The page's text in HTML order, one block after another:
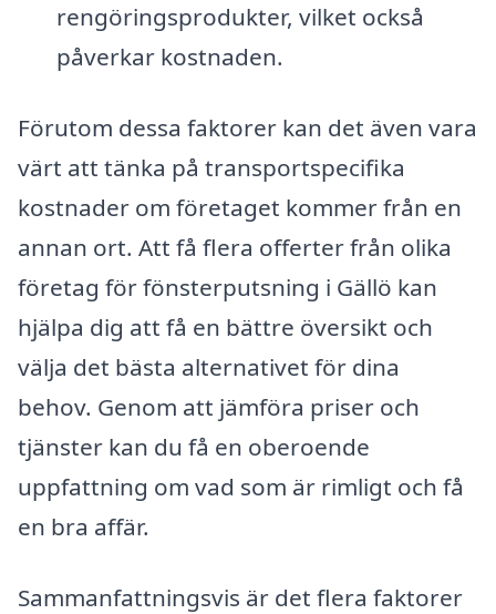
rengöringsprodukter, vilket också
påverkar kostnaden.
Förutom dessa faktorer kan det även vara
värt att tänka på transportspecifika
kostnader om företaget kommer från en
annan ort. Att få flera offerter från olika
företag för fönsterputsning i Gällö kan
hjälpa dig att få en bättre översikt och
välja det bästa alternativet för dina
behov. Genom att jämföra priser och
tjänster kan du få en oberoende
uppfattning om vad som är rimligt och få
en bra affär.
Sammanfattningsvis är det flera faktorer